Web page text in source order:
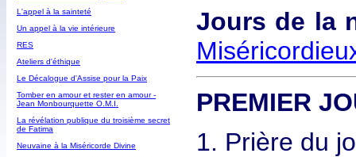
L'appel à la sainteté
Un appel à la vie intérieure
RES
Ateliers d'éthique
Le Décalogue d'Assise pour la Paix
Tomber en amour et rester en amour -
Jean Monbourquette O.M.I.
La révélation publique du troisième secret
de Fatima
Neuvaine à la Miséricorde Divine
Jours de la
PREMIER
1. Prière du